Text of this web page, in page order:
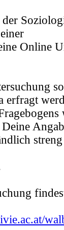
Online
erfragt